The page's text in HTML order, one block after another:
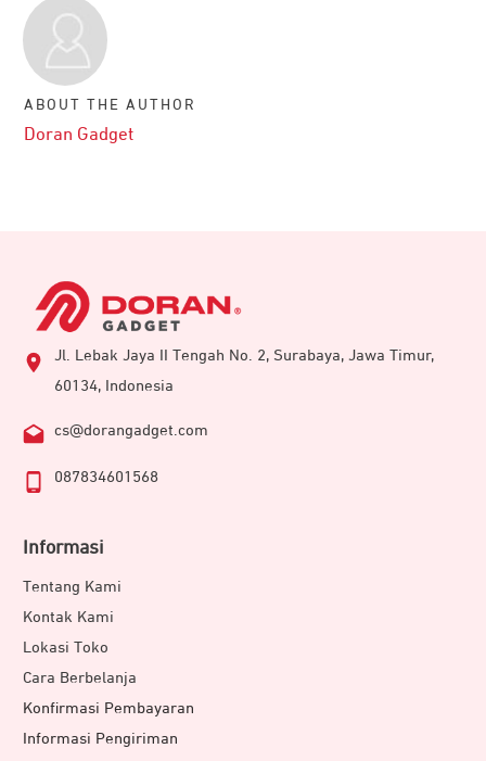
ABOUT THE AUTHOR
Doran Gadget
Jl. Lebak Jaya II Tengah No. 2, Surabaya, Jawa Timur,
60134, Indonesia
cs@dorangadget.com
087834601568
Informasi
Tentang Kami
Kontak Kami
Lokasi Toko
Cara Berbelanja
Konfirmasi Pembayaran
Informasi Pengiriman